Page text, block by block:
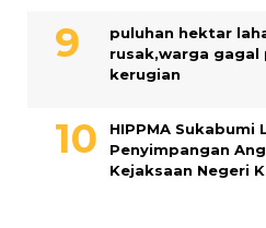
puluhan hektar
rusak,warga
kerugian
HIPPMA Sukabumi
Penyimpangan
Kejaksaan Negeri